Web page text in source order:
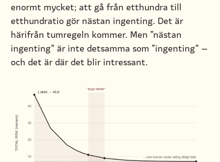
enormt mycket; att gå från etthundra till
etthundratio gör nästan ingenting. Det är
härifrån tumregeln kommer. Men ”nästan
ingenting” är inte detsamma som ”ingenting” —
och det är där det blir intressant.